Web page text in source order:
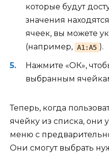
которые будут
значения
ячеек, вы можете
(например, A1:A5 ).
Нажмите «ОК»,
выбранным
Теперь, когда
ячейку из списка, они
меню с
Они смогут выбрать